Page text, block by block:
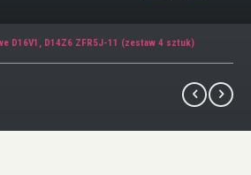
D16V1, D14Z6 ZFR5J-11 (zestaw 4 sztuk)